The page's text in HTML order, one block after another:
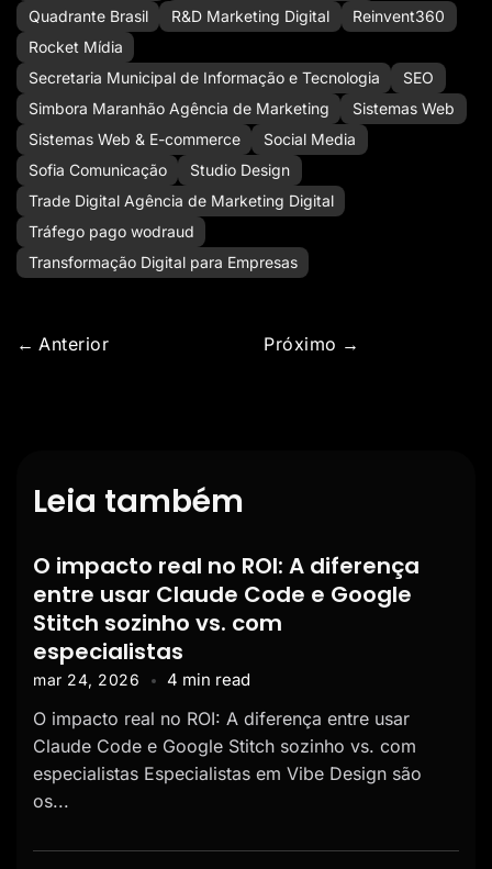
Quadrante Brasil
R&D Marketing Digital
Reinvent360
Rocket Mídia
Secretaria Municipal de Informação e Tecnologia
SEO
Simbora Maranhão Agência de Marketing
Sistemas Web
Sistemas Web & E-commerce
Social Media
Sofia Comunicação
Studio Design
Trade Digital Agência de Marketing Digital
Tráfego pago wodraud
Transformação Digital para Empresas
Anterior Próximo
Leia também
O impacto real no ROI: A diferença
entre usar Claude Code e Google
Stitch sozinho vs. com
especialistas
mar 24, 2026 4 min read
O impacto real no ROI: A diferença entre usar
Claude Code e Google Stitch sozinho vs. com
especialistas Especialistas em Vibe Design são
os...